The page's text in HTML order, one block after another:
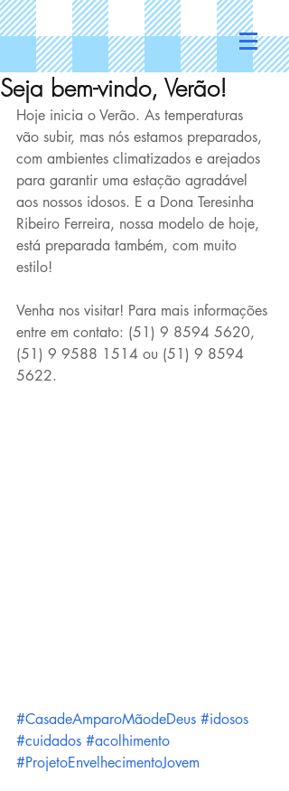
Seja bem-vindo, Verão!
Hoje inicia o Verão. As temperaturas
vão subir, mas nós estamos preparados,
com ambientes climatizados e arejados
para garantir uma estação agradável
aos nossos idosos. E a Dona Teresinha
Ribeiro Ferreira, nossa modelo de hoje,
está preparada também, com muito
estilo!
Venha nos visitar! Para mais informações
entre em contato: (51) 9 8594 5620,
(51) 9 9588 1514 ou (51) 9 8594
5622.
#CasadeAmparoMãodeDeus #idosos
#cuidados #acolhimento
#ProjetoEnvelhecimentoJovem